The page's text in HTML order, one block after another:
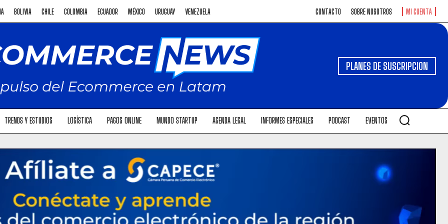
BOLIVIA CHILE COLOMBIA ECUADOR MÉXICO URUGUAY VENEZUELA CONTACTO SOBRE NOSOTROS MI CUENTA
PLANES DE SUSCRIPCION
TRENDS Y ESTUDIOS LOGÍSTICA PAGOS ONLINE MUNDO STARTUP AGENDA LEGAL INFORMES ESPECIALES PODCAST EVENTOS